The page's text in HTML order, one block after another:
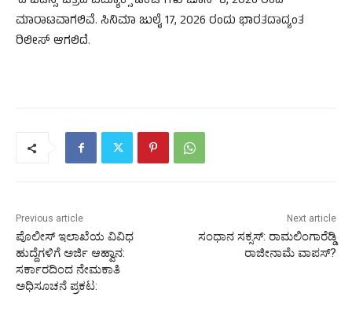
ಮಾರಾಟವಾಗಲಿವೆ. ಸಿನಿಮಾ ಜುಲೈ 17, 2026 ರಂದು ಭಾರತದಾದ್ಯಂತ
ರಿಲೀಸ್ ಆಗಲಿದೆ.
Previous article
ಪೊಲೀಸ್ ಇಲಾಖೆಯ ವಿವಿಧ
ಹುದ್ದೆಗಳಿಗೆ ಅರ್ಜಿ ಆಹ್ವಾನ:
ಸರ್ಕಾರದಿಂದ ನೇಮಕಾತಿ
ಅಧಿಸೂಚನೆ ಪ್ರಕಟ:
Next article
ಸಂಧಾನ ಸಕ್ಸಸ್: ರಾಮಲಿಂಗಾರೆಡ್ಡಿ
ರಾಜೀನಾಮೆ ವಾಪಸ್?